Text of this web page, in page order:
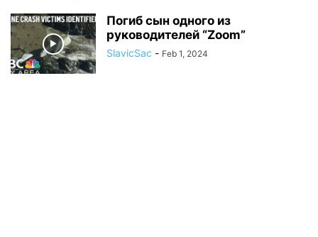
Погиб сын одного из
руководителей “Zoom”
SlavicSac - Feb 1, 2024